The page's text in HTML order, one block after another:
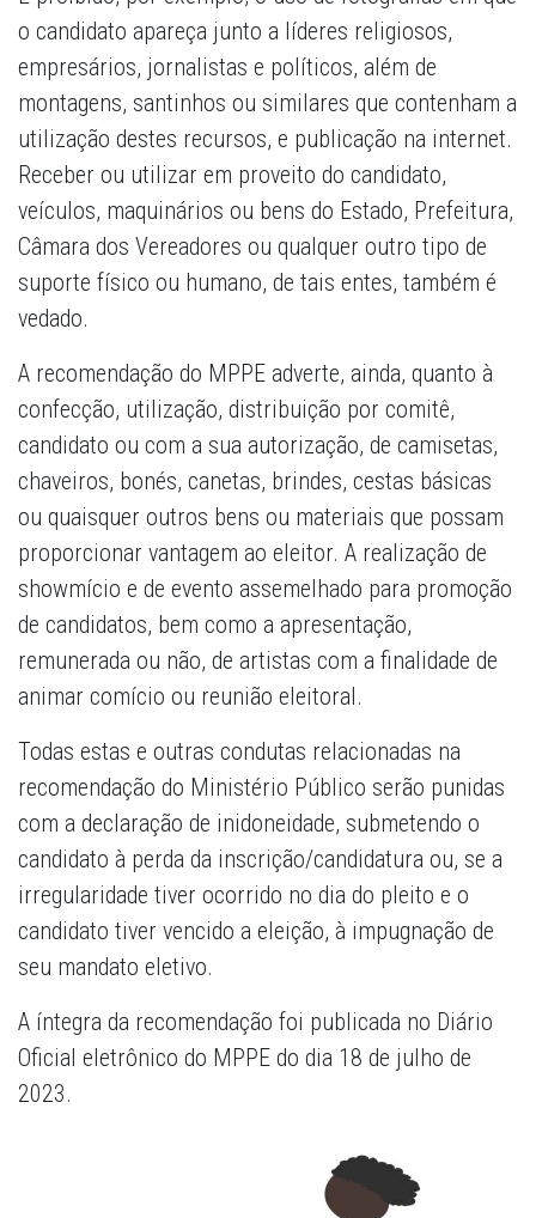
o candidato apareça junto a líderes religiosos,
empresários, jornalistas e políticos, além de
montagens, santinhos ou similares que contenham a
utilização destes recursos, e publicação na internet.
Receber ou utilizar em proveito do candidato,
veículos, maquinários ou bens do Estado, Prefeitura,
Câmara dos Vereadores ou qualquer outro tipo de
suporte físico ou humano, de tais entes, também é
vedado.
A recomendação do MPPE adverte, ainda, quanto à
confecção, utilização, distribuição por comitê,
candidato ou com a sua autorização, de camisetas,
chaveiros, bonés, canetas, brindes, cestas básicas
ou quaisquer outros bens ou materiais que possam
proporcionar vantagem ao eleitor. A realização de
showmício e de evento assemelhado para promoção
de candidatos, bem como a apresentação,
remunerada ou não, de artistas com a finalidade de
animar comício ou reunião eleitoral.
Todas estas e outras condutas relacionadas na
recomendação do Ministério Público serão punidas
com a declaração de inidoneidade, submetendo o
candidato à perda da inscrição/candidatura ou, se a
irregularidade tiver ocorrido no dia do pleito e o
candidato tiver vencido a eleição, à impugnação de
seu mandato eletivo.
A íntegra da recomendação foi publicada no Diário
Oficial eletrônico do MPPE do dia 18 de julho de
2023.